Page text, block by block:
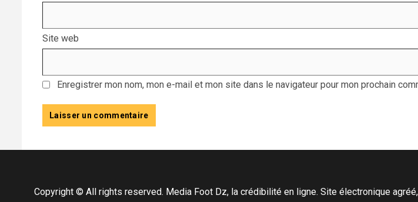
Site web
Enregistrer mon nom, mon e-mail et mon site dans le navigateur pour mon prochain
Copyright © All rights reserved. Media Foot Dz, la crédibilité en ligne. Site électronique